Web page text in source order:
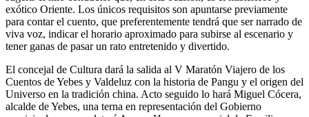
exótico Oriente. Los únicos requisitos son apuntarse previamente
para contar el cuento, que preferentemente tendrá que ser narrado de
viva voz, indicar el horario aproximado para subirse al escenario y
tener ganas de pasar un rato entretenido y divertido.
El concejal de Cultura dará la salida al V Maratón Viajero de los
Cuentos de Yebes y Valdeluz con la historia de Pangu y el origen del
Universo en la tradición china. Acto seguido lo hará Miguel Cócera,
alcalde de Yebes, una terna en representación del Gobierno